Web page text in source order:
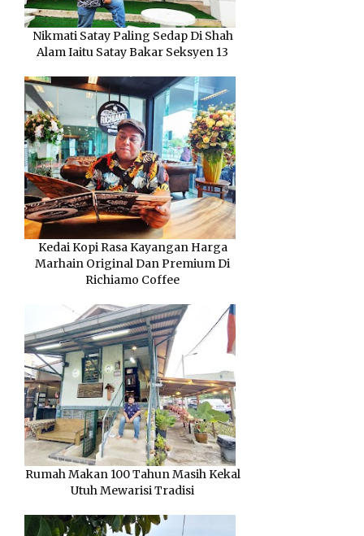
Nikmati Satay Paling Sedap Di Shah
Alam Iaitu Satay Bakar Seksyen 13
Kedai Kopi Rasa Kayangan Harga
Marhain Original Dan Premium Di
Richiamo Coffee
Rumah Makan 100 Tahun Masih Kekal
Utuh Mewarisi Tradisi